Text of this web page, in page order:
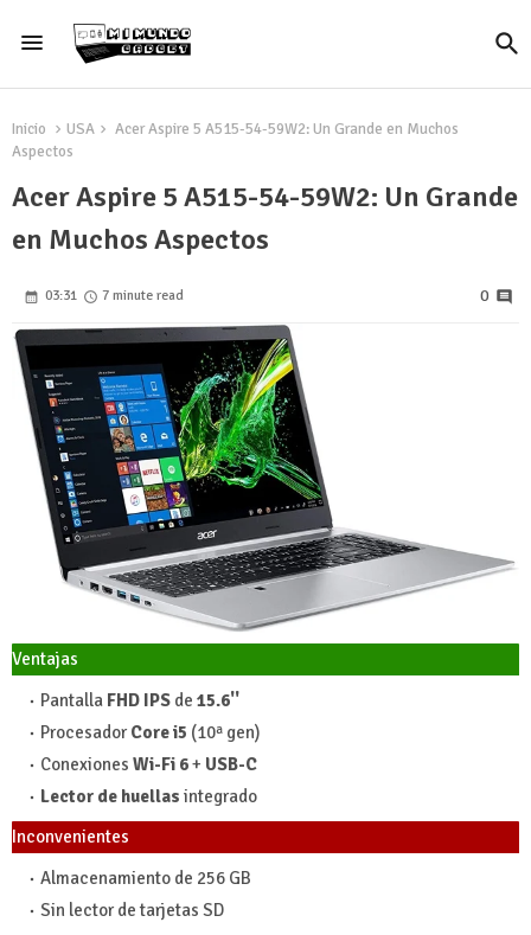
Inicio USA
Acer Aspire 5 A515-54-59W2: Un Grande en Muchos
Aspectos
Acer Aspire 5 A515-54-59W2: Un Grande
en Muchos Aspectos
03:31 7 minute read 0
Ventajas
Pantalla FHD IPS de 15.6''
Procesador Core i5 (10ª gen)
Conexiones Wi-Fi 6+ USB-C
Lector de huellas integrado
Inconvenientes
Almacenamiento de 256 GB
Sin lector de tarjetas SD